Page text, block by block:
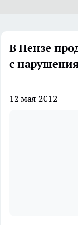
В Пензе
с
12 мая 2012